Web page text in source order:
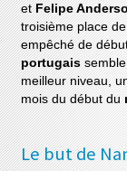
etFelipe
troisième place
empêché de
portugais
meilleur niveau,
mois du début du
Le but de